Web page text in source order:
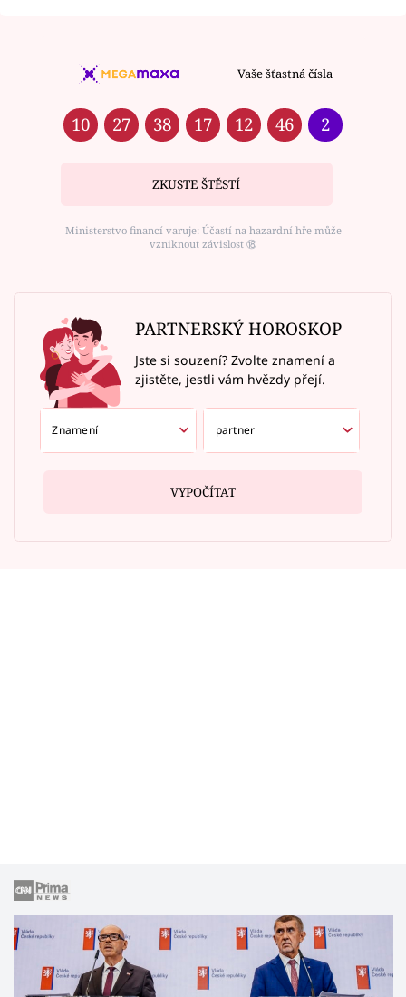
Vaše šťastná čísla
10 27 38 17 12 46 2
ZKUSTE ŠTĚSTÍ
Ministerstvo financí varuje: Účastí na hazardní hře může
vzniknout závislost ⑱
PARTNERSKÝ HOROSKOP
Jste si souzení? Zvolte znamení a
zjistěte, jestli vám hvězdy přejí.
VYPOČÍTAT